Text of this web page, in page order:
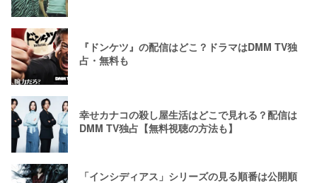
『ドンケツ』の配信はどこ？ドラマはDMM TV独
占・無料も
幸せカナコの殺し屋生活はどこで見れる？配信は
DMM TV独占【無料視聴の方法も】
「インシディアス」シリーズの見る順番は公開順